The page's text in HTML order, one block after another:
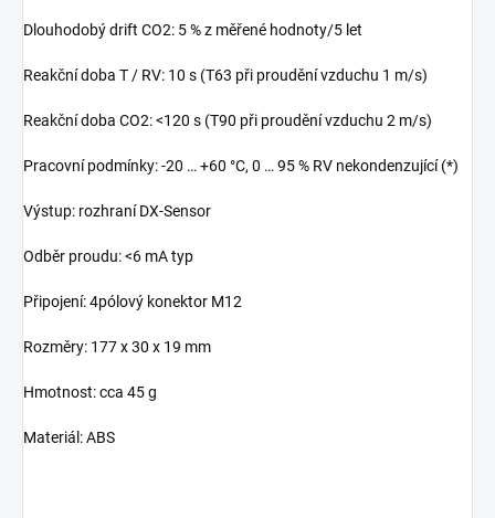
Dlouhodobý drift CO2: 5 % z měřené hodnoty/5 let
Reakční doba T / RV: 10 s (T63 při proudění vzduchu 1 m/s)
Reakční doba CO2: <120 s (T90 při proudění vzduchu 2 m/s)
Pracovní podmínky: -20 … +60 °C, 0 … 95 % RV nekondenzující (*)
Výstup: rozhraní DX-Sensor
Odběr proudu: <6 mA typ
Připojení: 4pólový konektor M12
Rozměry: 177 x 30 x 19 mm
Hmotnost: cca 45 g
Materiál: ABS